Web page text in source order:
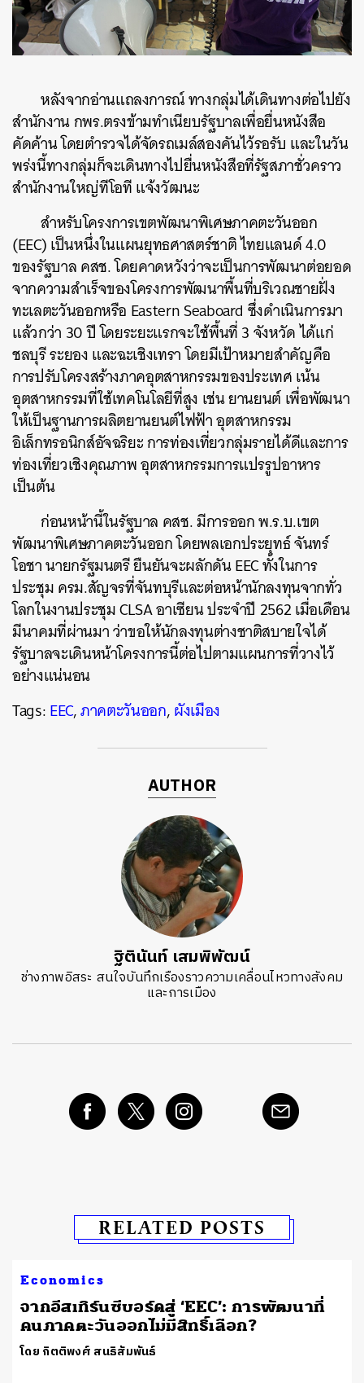
หลังจากอ่านแถลงการณ์ ทางกลุ่มได้เดินทางต่อไปยัง
สำนักงาน กพร.ตรงข้ามทำเนียบรัฐบาลเพื่อยื่นหนังสือ
คัดค้าน โดยตำรวจได้จัดรถเมล์สองคันไว้รอรับ และในวัน
พร่งนี้ทางกลุ่มก็จะเดินทางไปยื่นหนังสือที่รัฐสภาชั่วคราว
สำนักงานใหญ่ทีโอที แจ้งวัฒนะ
สำหรับโครงการเขตพัฒนาพิเศษภาคตะวันออก
(EEC) เป็นหนึ่งในแผนยุทธศาสตร์ชาติ ไทยแลนด์ 4.0
ของรัฐบาล คสช. โดยคาดหวังว่าจะเป็นการพัฒนาต่อยอด
จากความสำเร็จของโครงการพัฒนาพื้นที่บริเวณชายฝั่ง
ทะเลตะวันออกหรือ Eastern Seaboard ซึ่งดำเนินการมา
แล้วกว่า 30 ปี โดยระยะแรกจะใช้พื้นที่ 3 จังหวัด ได้แก่
ชลบุรี ระยอง และฉะเชิงเทรา โดยมีเป้าหมายสำคัญคือ
การปรับโครงสร้างภาคอุตสาหกรรมของประเทศ เน้น
อุตสาหกรรมที่ใช้เทคโนโลยีที่สูง เช่น ยานยนต์ เพื่อพัฒนา
ให้เป็นฐานการผลิตยานยนต์ไฟฟ้า อุตสาหกรรม
อิเล็กทรอนิกส์อัจฉริยะ การท่องเที่ยวกลุ่มรายได้ดีและการ
ท่องเที่ยวเชิงคุณภาพ อุตสาหกรรมการแปรรูปอาหาร
เป็นต้น
ก่อนหน้านี้ในรัฐบาล คสช. มีการออก พ.ร.บ.เขต
พัฒนาพิเศษภาคตะวันออก โดยพลเอกประยุทธ์ จันทร์
โอชา นายกรัฐมนตรี ยืนยันจะผลักดัน EEC ทั้งในการ
ประชุม ครม.สัญจรที่จันทบุรีและต่อหน้านักลงทุนจากทั่ว
โลกในงานประชุม CLSA อาเซียน ประจำปี 2562 เมื่อเดือน
มีนาคมที่ผ่านมา ว่าขอให้นักลงทุนต่างชาติสบายใจได้
รัฐบาลจะเดินหน้าโครงการนี้ต่อไปตามแผนการที่วางไว้
อย่างแน่นอน
Tags:EEC,ภาคตะวันออก,ผังเมือง
AUTHOR
ฐิตินันท์ เสมพิพัฒน์
ช่างภาพอิสระ สนใจบันทึกเรืองราวความเคลื่อนไหวทางสังคม
และการเมือง
RELATED POSTS
Economics
จากอีสเทิร์นซีบอร์ดสู่ ‘EEC’: การพัฒนาที่
คนภาคตะวันออกไม่มีสิทธิ์เลือก?
โดย กิตติพงศ์ สนธิสัมพันธ์